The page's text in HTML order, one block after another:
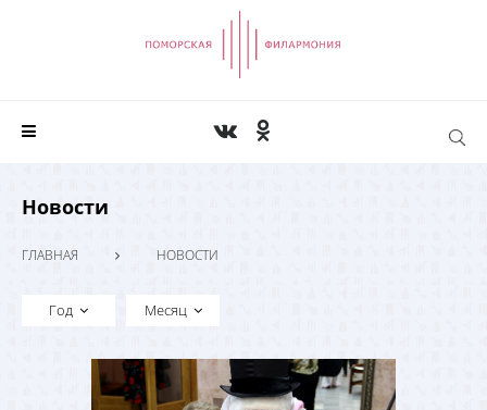
Новости
ГЛАВНАЯ НОВОСТИ
Год Месяц